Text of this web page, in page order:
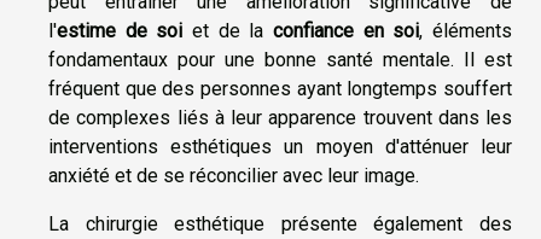
l'estime de soi et de laconfiance en soi, éléments
fondamentaux pour une bonne santé mentale. Il est
fréquent que des personnes ayant longtemps souffert
de complexes liés à leur apparence trouvent dans les
interventions esthétiques un moyen d'atténuer leur
anxiété et de se réconcilier avec leur image.
La chirurgie esthétique présente également des